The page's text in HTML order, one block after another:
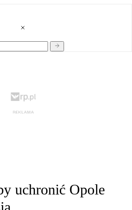
uchronić Opole